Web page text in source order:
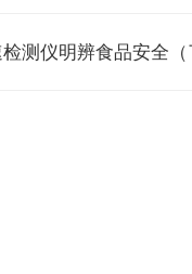
测仪明辨食品安全（